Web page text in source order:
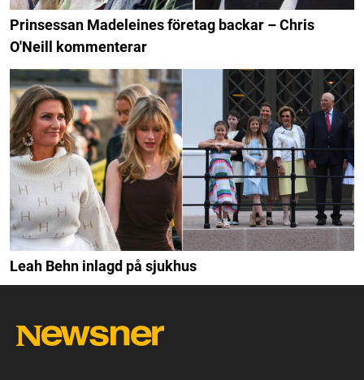
Prinsessan Madeleines företag backar – Chris
O'Neill kommenterar
Leah Behn inlagd på sjukhus